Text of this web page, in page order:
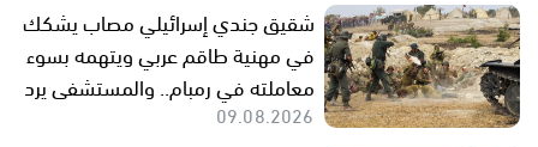
شقيق جندي إسرائيلي مصاب يشكك
في مهنية طاقم عربي ويتهمه بسوء
معاملته في رمبام.. والمستشفى يرد
09.08.2026